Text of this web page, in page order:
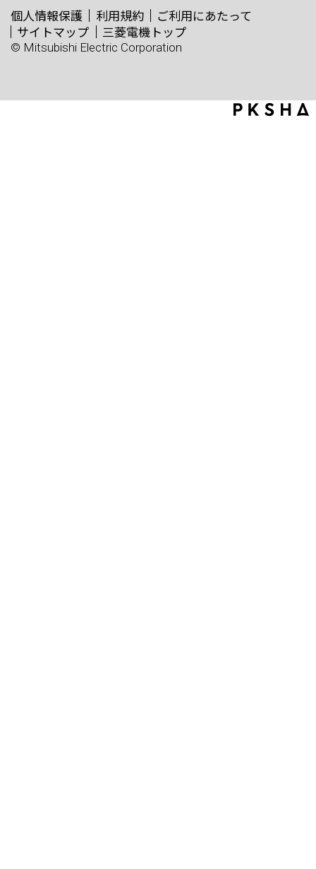
個人情報保護 利用規約
ご利用にあたって
サイトマップ
三菱電機トップ
© Mitsubishi Electric Corporation